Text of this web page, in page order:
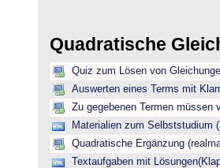
Quadratische
Quiz zum Lösen von
Auswerten eines Terms mit
Zu gegebenen Termen müssen
Materialien zum Selbststudium
Quadratische Ergänzung
Textaufgaben mit